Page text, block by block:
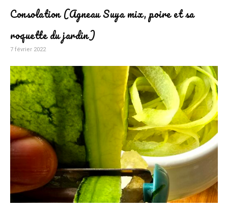
Consolation (Agneau Suya mix, poire et sa
roquette du jardin)
7 février 2022